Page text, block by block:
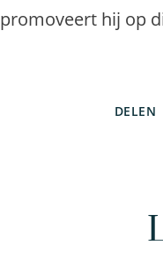
promoveert hij op
DELEN